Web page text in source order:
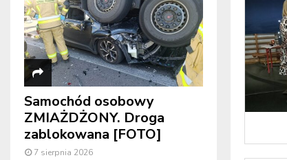
Samochód osobowy
ZMIAŻDŻONY. Droga
zablokowana [FOTO]
7 sierpnia 2026